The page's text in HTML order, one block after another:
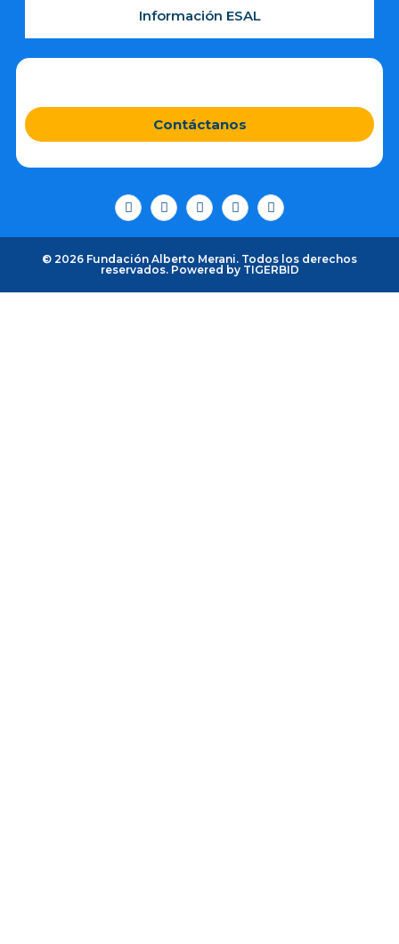
Información ESAL
Contáctanos
© 2026 Fundación Alberto Merani. Todos los derechos
reservados. Powered by TIGERBID